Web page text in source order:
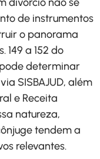
de instrumentos
o panorama
149 a 152 do
pode determinar
SISBAJUD, além
e Receita
natureza,
tendem a
relevantes.